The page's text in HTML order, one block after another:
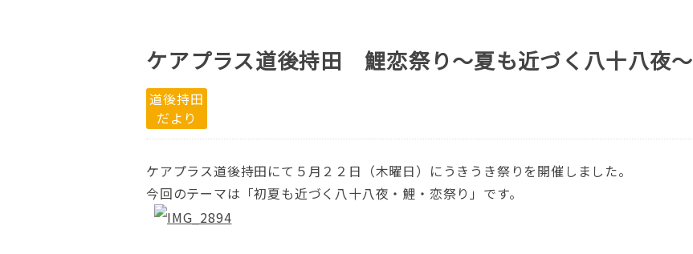
ケアプラス道後持田 鯉恋祭り～夏も近づく八十八夜～
道後持田
だより
ケアプラス道後持田にて５月２２日（木曜日）にうきうき祭りを開催しました。
今回のテーマは「初夏も近づく八十八夜・鯉・恋祭り」です。